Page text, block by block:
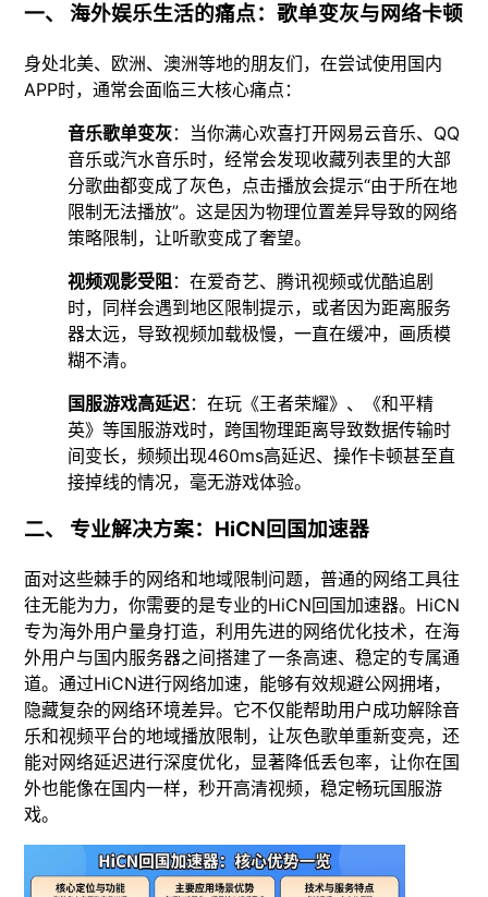
一、 海外娱乐生活的痛点：歌单变灰与网络卡顿
身处北美、欧洲、澳洲等地的朋友们，在尝试使用国内
APP时，通常会面临三大核心痛点：
音乐歌单变灰：当你满心欢喜打开网易云音乐、QQ
音乐或汽水音乐时，经常会发现收藏列表里的大部
分歌曲都变成了灰色，点击播放会提示“由于所在地
限制无法播放”。这是因为物理位置差异导致的网络
策略限制，让听歌变成了奢望。
视频观影受阻 ：在爱奇艺、腾讯视频或优酷追剧
时，同样会遇到地区限制提示，或者因为距离服务
器太远，导致视频加载极慢，一直在缓冲，画质模
糊不清。
国服游戏高延迟：在玩《王者荣耀》、《和平精
英》等国服游戏时，跨国物理距离导致数据传输时
间变长，频频出现460ms高延迟、操作卡顿甚至直
接掉线的情况，毫无游戏体验。
二、 专业解决方案：HiCN回国加速器
面对这些棘手的网络和地域限制问题，普通的网络工具往
往无能为力，你需要的是专业的HiCN回国加速器。HiCN
专为海外用户量身打造，利用先进的网络优化技术，在海
外用户与国内服务器之间搭建了一条高速、稳定的专属通
道。通过HiCN进行网络加速，能够有效规避公网拥堵，
隐藏复杂的网络环境差异。它不仅能帮助用户成功解除音
乐和视频平台的地域播放限制，让灰色歌单重新变亮，还
能对网络延迟进行深度优化，显著降低丢包率，让你在国
外也能像在国内一样，秒开高清视频，稳定畅玩国服游
戏。